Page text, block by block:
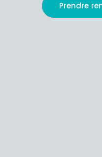
Prendre